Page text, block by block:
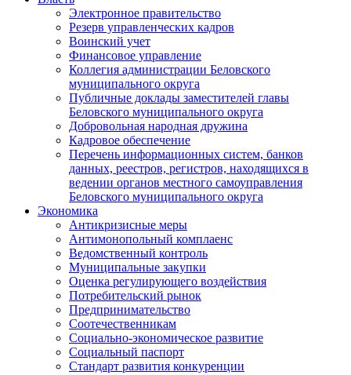
Электронное правительство
Резерв управленческих кадров
Воинский учет
Финансовое управление
Коллегия администрации Беловского
муниципального округа
Публичные доклады заместителей главы
Беловского муниципального округа
Добровольная народная дружина
Кадровое обеспечение
Перечень информационных систем, банков
данных, реестров, регистров, находящихся в
ведении органов местного самоуправления
Беловского муниципального округа
Экономика
Антикризисные меры
Антимонопольный комплаенс
Ведомственный контроль
Муниципальные закупки
Оценка регулирующего воздействия
Потребительский рынок
Предпринимательство
Соотечественникам
Социально-экономическое развитие
Социальный паспорт
Стандарт развития конкуренции